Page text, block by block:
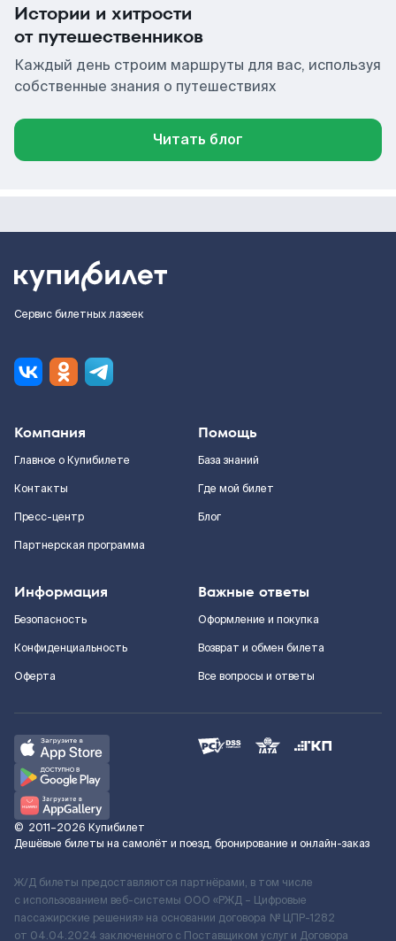
Истории и хитрости
от путешественников
Каждый день строим маршруты для вас, используя
собственные знания о путешествиях
Читать блог
Сервис билетных лазеек
Компания
Главное о Купибилете
Контакты
Пресс-центр
Партнерская программа
Помощь
База знаний
Где мой билет
Блог
Информация
Безопасность
Конфиденциальность
Оферта
Важные ответы
Оформление и покупка
Возврат и обмен билета
Все вопросы и ответы
© 2011–2026 Купибилет
Дешёвые билеты на самолёт и поезд, бронирование и онлайн-заказ
Ж/Д билеты предоставляются партнёрами, в том числе
с использованием веб-системы ООО «РЖД – Цифровые
пассажирские решения» на основании договора № ЦПР-1282
от 04.04.2024 заключенного с Поставщиком услуг и Договора